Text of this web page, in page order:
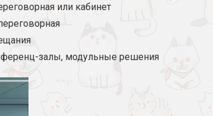
или кабинет
залы, модульные решения